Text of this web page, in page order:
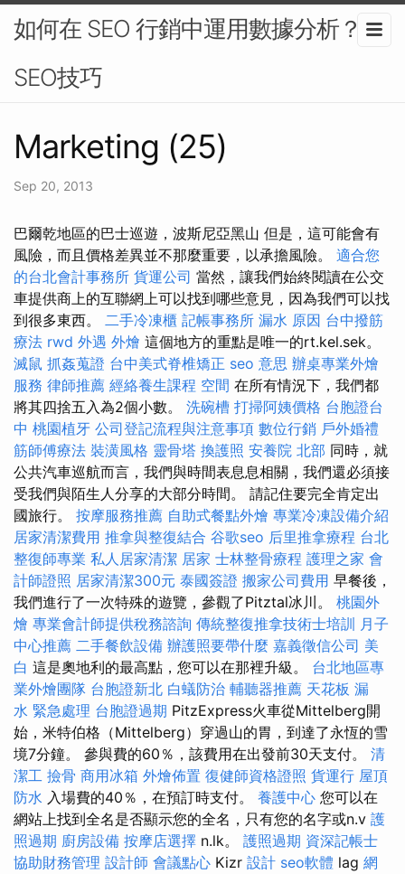
如何在 SEO 行銷中運用數據分析？-
SEO技巧
Marketing (25)
Sep 20, 2013
巴爾乾地區的巴士巡遊，波斯尼亞黑山 但是，這可能會有
風險，而且價格差異並不那麼重要，以承擔風險。 適合您
的台北會計事務所 貨運公司 當然，讓我們始終閱讀在公交
車提供商上的互聯網上可以找到哪些意見，因為我們可以找
到很多東西。 二手冷凍櫃 記帳事務所 漏水 原因 台中撥筋
療法 rwd 外遇 外燴 這個地方的重點是唯一的rt.kel.sek。
滅鼠 抓姦蒐證 台中美式脊椎矯正 seo 意思 辦桌專業外燴
服務 律師推薦 經絡養生課程 空間 在所有情況下，我們都
將其四捨五入為2個小數。 洗碗槽 打掃阿姨價格 台胞證台
中 桃園植牙 公司登記流程與注意事項 數位行銷 戶外婚禮
筋師傅療法 裝潢風格 靈骨塔 換護照 安養院 北部 同時，就
公共汽車巡航而言，我們與時間表息息相關，我們還必須接
受我們與陌生人分享的大部分時間。 請記住要完全肯定出
國旅行。 按摩服務推薦 自助式餐點外燴 專業冷凍設備介紹
居家清潔費用 推拿與整復結合 谷歌seo 后里推拿療程 台北
整復師專業 私人居家清潔 居家 士林整骨療程 護理之家 會
計師證照 居家清潔300元 泰國簽證 搬家公司費用 早餐後，
我們進行了一次特殊的遊覽，參觀了Pitztal冰川。 桃園外
燴 專業會計師提供稅務諮詢 傳統整復推拿技術士培訓 月子
中心推薦 二手餐飲設備 辦護照要帶什麼 嘉義徵信公司 美
白 這是奧地利的最高點，您可以在那裡升級。 台北地區專
業外燴團隊 台胞證新北 白蟻防治 輔聽器推薦 天花板 漏
水 緊急處理 台胞證過期 PitzExpress火車從Mittelberg開
始，米特伯格（Mittelberg）穿過山的胃，到達了永恆的雪
境7分鐘。 參與費的60％，該費用在出發前30天支付。 清
潔工 撿骨 商用冰箱 外燴佈置 復健師資格證照 貨運行 屋頂
防水 入場費的40％，在預訂時支付。 養護中心 您可以在
網站上找到全名是否顯示您的全名，只有您的名字或n.v 護
照過期 廚房設備 按摩店選擇 n.lk。 護照過期 資深記帳士
協助財務管理 設計師 會議點心 Kizr 設計 seo軟體 lag 網